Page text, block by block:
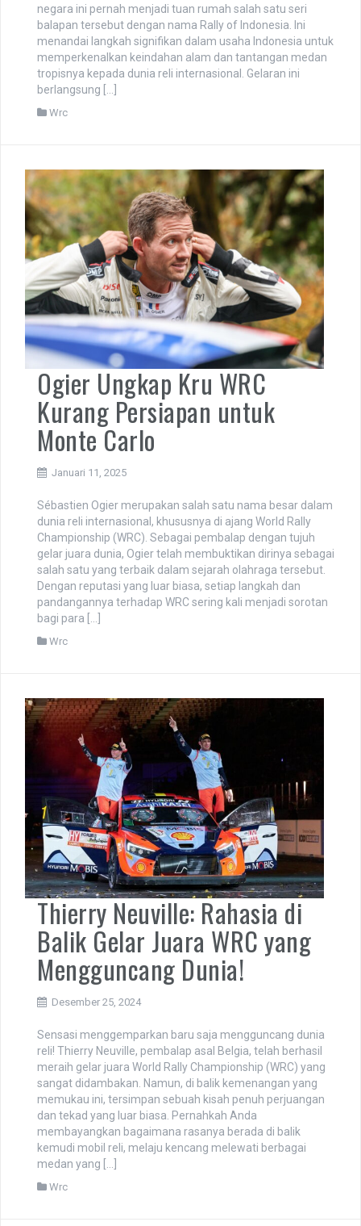
negara ini pernah menjadi tuan rumah salah satu seri
balapan tersebut dengan nama Rally of Indonesia. Ini
menandai langkah signifikan dalam usaha Indonesia untuk
memperkenalkan keindahan alam dan tantangan medan
tropisnya kepada dunia reli internasional. Gelaran ini
berlangsung […]
Wrc
Ogier Ungkap Kru WRC
Kurang Persiapan untuk
Monte Carlo
Januari 11, 2025
Sébastien Ogier merupakan salah satu nama besar dalam
dunia reli internasional, khususnya di ajang World Rally
Championship (WRC). Sebagai pembalap dengan tujuh
gelar juara dunia, Ogier telah membuktikan dirinya sebagai
salah satu yang terbaik dalam sejarah olahraga tersebut.
Dengan reputasi yang luar biasa, setiap langkah dan
pandangannya terhadap WRC sering kali menjadi sorotan
bagi para […]
Wrc
Thierry Neuville: Rahasia di
Balik Gelar Juara WRC yang
Mengguncang Dunia!
Desember 25, 2024
Sensasi menggemparkan baru saja mengguncang dunia
reli! Thierry Neuville, pembalap asal Belgia, telah berhasil
meraih gelar juara World Rally Championship (WRC) yang
sangat didambakan. Namun, di balik kemenangan yang
memukau ini, tersimpan sebuah kisah penuh perjuangan
dan tekad yang luar biasa. Pernahkah Anda
membayangkan bagaimana rasanya berada di balik
kemudi mobil reli, melaju kencang melewati berbagai
medan yang […]
Wrc